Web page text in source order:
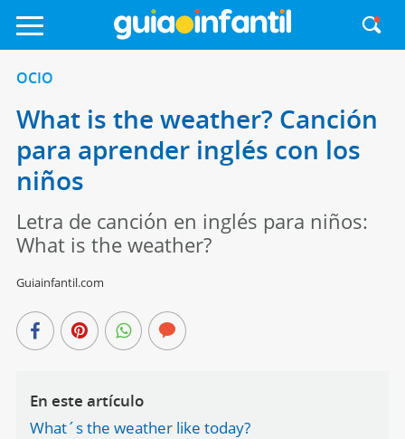
OCIO
What is the weather? Canción
para aprender inglés con los
niños
Letra de canción en inglés para niños:
What is the weather?
Guiainfantil.com
En este artículo
What´s the weather like today?